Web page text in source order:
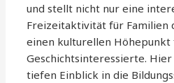
und stellt nicht nur eine
Freizeitaktivität für Familien
einen kulturellen Höhepunkt
Geschichtsinteressierte.
tiefen Einblick in die